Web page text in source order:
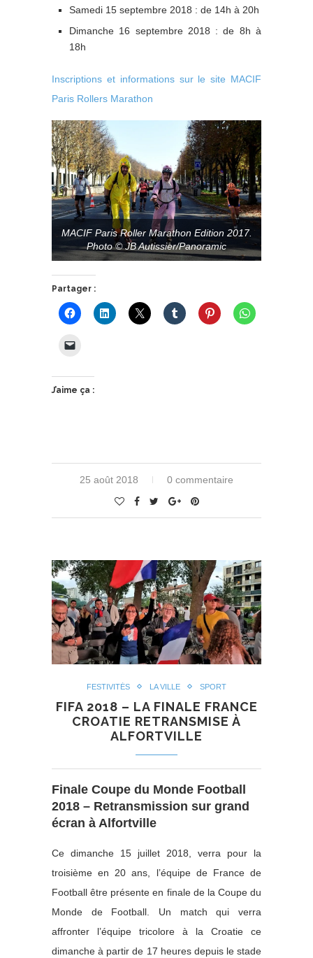
Samedi 15 septembre 2018 : de 14h à 20h
Dimanche 16 septembre 2018 : de 8h à
18h
Inscriptions et informations sur le site MACIF
Paris Rollers Marathon
MACIF Paris Roller Marathon Edition 2017.
Photo © JB Autissier/Panoramic
Partager :
J’aime ça :
25 août 2018 0 commentaire
FESTIVITÉS LA VILLE SPORT
FIFA 2018 – LA FINALE FRANCE
CROATIE RETRANSMISE À
ALFORTVILLE
Finale Coupe du Monde Football
2018 – Retransmission sur grand
écran à Alfortville
Ce dimanche 15 juillet 2018, verra pour la
troisième en 20 ans, l’équipe de France de
Football être présente en finale de la Coupe du
Monde de Football. Un match qui verra
affronter l’équipe tricolore à la Croatie ce
dimanche à partir de 17 heures depuis le stade